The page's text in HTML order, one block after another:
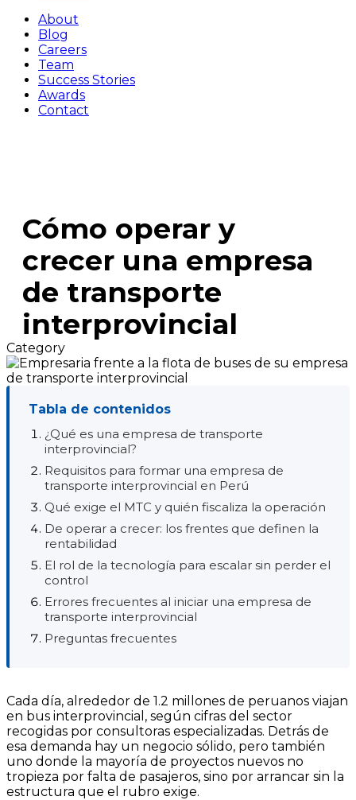
About
Blog
Careers
Team
Success Stories
Awards
Contact
Cómo operar y
crecer una empresa
de transporte
interprovincial
Category
Tabla de contenidos
¿Qué es una empresa de transporte
interprovincial?
Requisitos para formar una empresa de
transporte interprovincial en Perú
Qué exige el MTC y quién fiscaliza la operación
De operar a crecer: los frentes que definen la
rentabilidad
El rol de la tecnología para escalar sin perder el
control
Errores frecuentes al iniciar una empresa de
transporte interprovincial
Preguntas frecuentes
Cada día, alrededor de 1.2 millones de peruanos viajan
en bus interprovincial, según cifras del sector
recogidas por consultoras especializadas. Detrás de
esa demanda hay un negocio sólido, pero también
uno donde la mayoría de proyectos nuevos no
tropieza por falta de pasajeros, sino por arrancar sin la
estructura que el rubro exige.